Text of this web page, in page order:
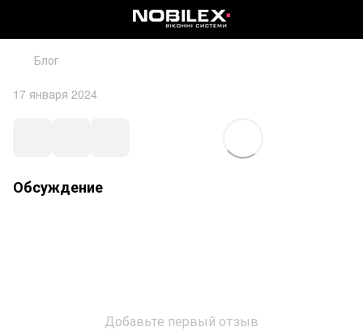
Блог
17 января 2024
Обсуждение
Добавьте первый отзыв